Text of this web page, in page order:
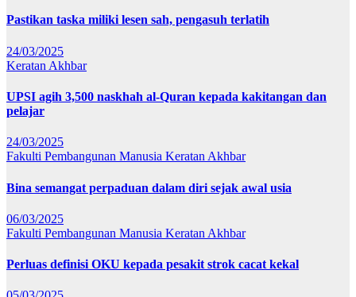
Pastikan taska miliki lesen sah, pengasuh terlatih
24/03/2025
Keratan Akhbar
UPSI agih 3,500 naskhah al-Quran kepada kakitangan dan
pelajar
24/03/2025
Fakulti Pembangunan Manusia Keratan Akhbar
Bina semangat perpaduan dalam diri sejak awal usia
06/03/2025
Fakulti Pembangunan Manusia Keratan Akhbar
Perluas definisi OKU kepada pesakit strok cacat kekal